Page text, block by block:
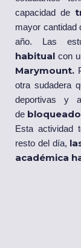
capacidad de
mayor cantidad
año. Las
habitual con
Marymount.
otra sudadera
deportivas y
de
Esta actividad
resto del día,
académica